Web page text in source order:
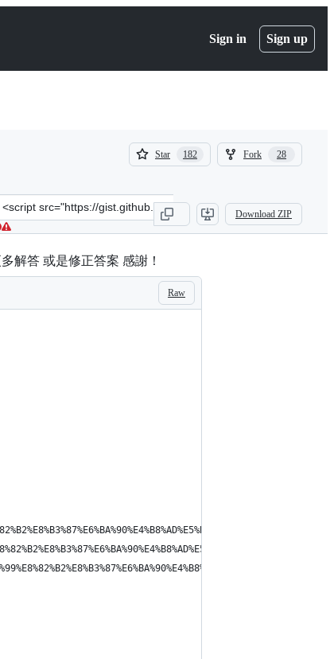
Sign in Sign up
Star 182
182
Fork 28
28
gist.github.com/BookGin/
Download ZIP
解答 或是修正答案 感謝！
Raw